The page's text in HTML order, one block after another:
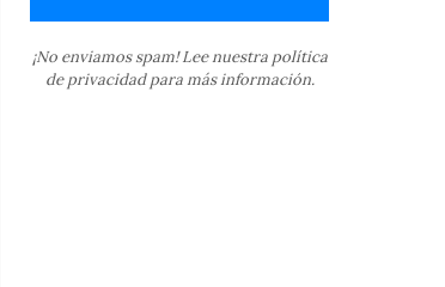
¡No enviamos spam! Lee nuestra política
de privacidadpara más información.